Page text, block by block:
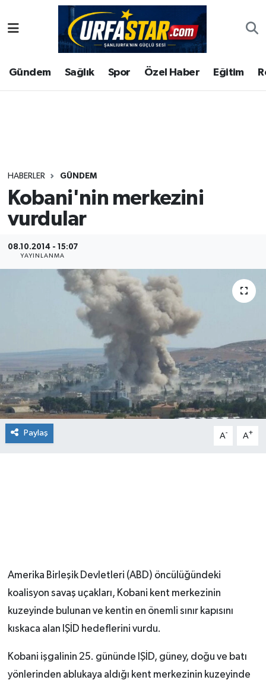
Gündem Sağlık Spor Özel Haber Eğitim
HABERLER GÜNDEM
Kobani'nin merkezini
vurdular
08.10.2014 - 15:07
YAYINLANMA
Paylaş A- A+
Amerika Birleşik Devletleri (ABD) öncülüğündeki
koalisyon savaş uçakları, Kobani kent merkezinin
kuzeyinde bulunan ve kentin en önemli sınır kapısını
kıskaca alan IŞİD hedeflerini vurdu.
Kobani işgalinin 25. gününde IŞİD, güney, doğu ve batı
yönlerinden ablukaya aldığı kent merkezinin kuzeyinde
ASAYİS
ÇEVRE
Gündem
Kültür
Magazin
Şanlıurfa Nöbetçi Eczaneler
Şanlıurfa Hava Durumu
Tüm Manşetler
Son Dakika Haberleri
Haber Arşivi